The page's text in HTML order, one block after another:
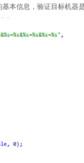
本信息，验证目标机器